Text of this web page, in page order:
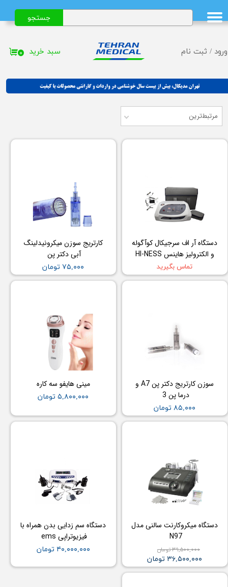
ورود / ثبت نام
حساب کاربری من
تغییر گذر واژه
خروج از حساب کاربری
جستجو
۰ سبد خرید
مرتبط‌ترین
دستگاه آر اف سرجیکال کوآگوله
و الکترولیز هاینس HI-NESS
تماس بگیرید
کارتریج سوزن میکرونیدلینگ
آبی دکتر پن
۷۵,۰۰۰ تومان
سوزن کارتریج دکتر پن A7 و
درما پن 3
۸۵,۰۰۰ تومان
مینی هایفو سه کاره
۵,۸۰۰,۰۰۰ تومان
دستگاه میکروکارنت سالنی مدل
N97
۳۹,۵۰۰,۰۰۰ تومان
۳۶,۵۰۰,۰۰۰ تومان
دستگاه سم زدایی بدن همراه با
فیزیوتراپی ems
۴۰,۰۰۰,۰۰۰ تومان